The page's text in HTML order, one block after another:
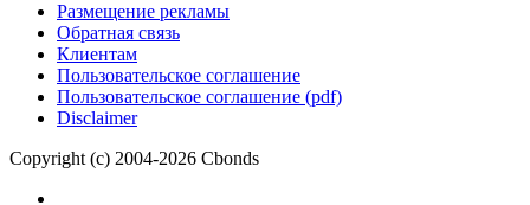
Размещение рекламы
Обратная связь
Клиентам
Пользовательское соглашение
Пользовательское соглашение (pdf)
Disclaimer
Copyright (c) 2004-2026 Cbonds